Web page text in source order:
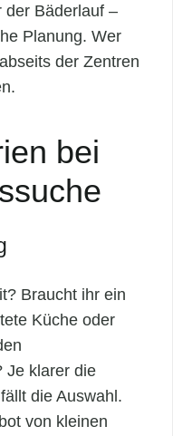
der Bäderlauf –
Planung. Wer
der Zentren
bei
Braucht ihr ein
Küche oder
Je klarer die
die Auswahl.
von kleinen